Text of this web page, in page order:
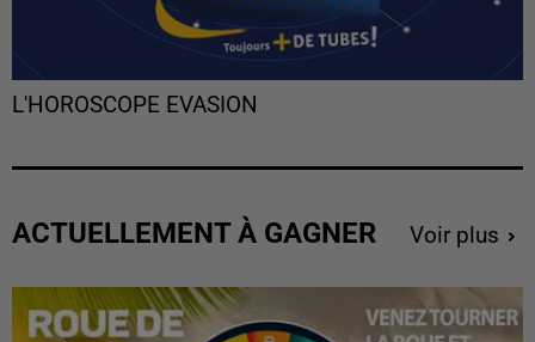
L'HOROSCOPE EVASION
ACTUELLEMENT À GAGNER Voir plus